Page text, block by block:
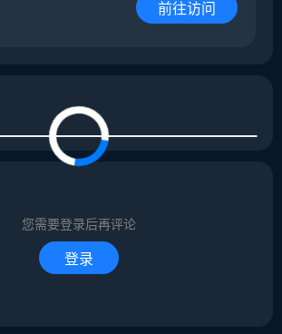
前往访问
您需要登录后再评论
登录
取消 回复